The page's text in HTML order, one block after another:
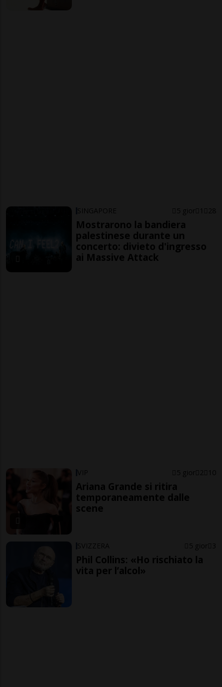
SINGAPORE 5 gior 1 28
Mostrarono la bandiera
palestinese durante un
concerto: divieto d'ingresso
ai Massive Attack
VIP 5 gior 2 10
Ariana Grande si ritira
temporaneamente dalle
scene
SVIZZERA 5 gior 3
Phil Collins: «Ho rischiato la
vita per l’alcol»